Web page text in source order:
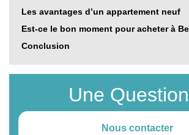
Les avantages d’un appartement neuf
Est-ce le bon moment pour acheter à
Conclusion
Une
Nous contacter